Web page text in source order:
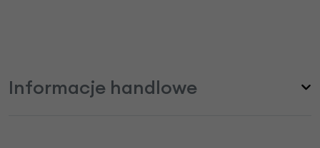
Informacje handlowe